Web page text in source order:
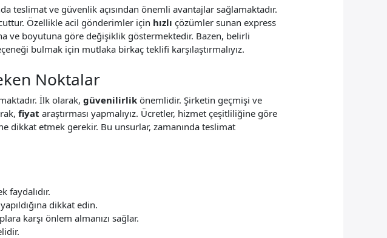
teslimat ve güvenlik açısından önemli avantajlar sağlamaktadır.
Özellikle acil gönderimler için hızlı çözümler sunan express
ve boyutuna göre değişiklik göstermektedir. Bazen, belirli
bulmak için mutlaka birkaç teklifi karşılaştırmalıyız.
Noktalar
İlk olarak,güvenilirlik önemlidir. Şirketin geçmişi ve
fiyat araştırması yapmalıyız. Ücretler, hizmet çeşitliliğine göre
dikkat etmek gerekir. Bu unsurlar, zamanında teslimat
faydalıdır.
dikkat edin.
karşı önlem almanızı sağlar.